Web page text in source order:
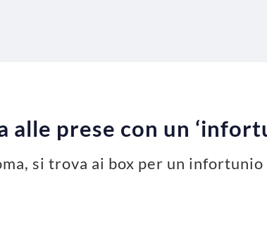
alle prese con un
si trova ai box per un